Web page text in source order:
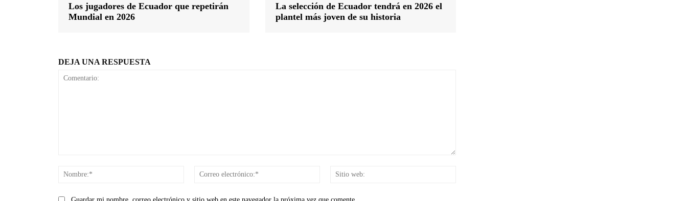
Los jugadores de Ecuador que repetirán
Mundial en 2026
La selección de Ecuador tendrá en 2026 el
plantel más joven de su historia
DEJA UNA RESPUESTA
Nombre:*
Correo